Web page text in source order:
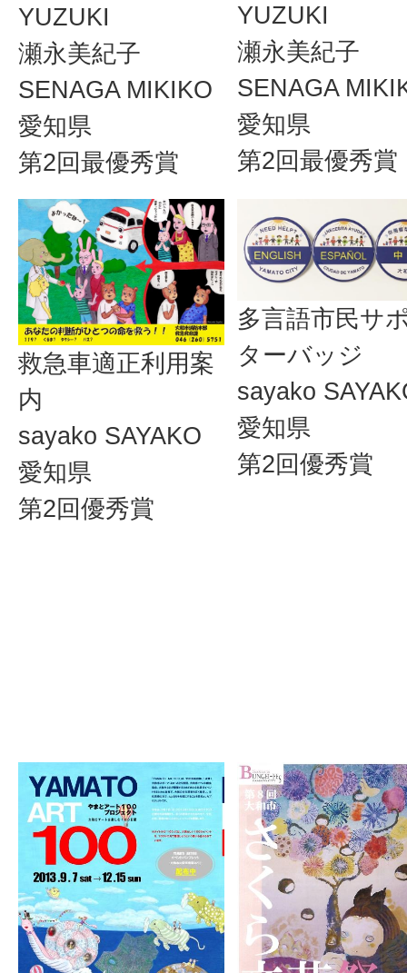
YUZUKI
瀬永美紀子
SENAGA MIKIKO
愛知県
第2回最優秀賞
YUZUKI
瀬永美紀子
SENAGA
愛知県
第2回最優秀賞
救急車適正利用案
内
sayako SAYAKO
愛知県
第2回優秀賞
多言語市民サ
ターバッジ
sayako
愛知県
第2回優秀賞